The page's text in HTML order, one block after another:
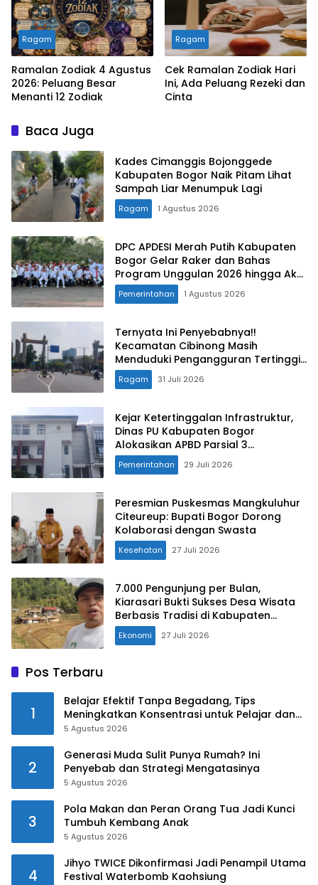
Ragam
Ramalan Zodiak 4 Agustus
2026: Peluang Besar
Menanti 12 Zodiak
Ragam
Cek Ramalan Zodiak Hari
Ini, Ada Peluang Rezeki dan
Cinta
Baca Juga
Kades Cimanggis Bojonggede
Kabupaten Bogor Naik Pitam Lihat
Sampah Liar Menumpuk Lagi
Ragam 1 Agustus 2026
DPC APDESI Merah Putih Kabupaten
Bogor Gelar Raker dan Bahas
Program Unggulan 2026 hingga Aksi
Kemanusiaan
Pemerintahan 1 Agustus 2026
Ternyata Ini Penyebabnya!!
Kecamatan Cibinong Masih
Menduduki Pengangguran Tertinggi
di Kabupaten Bogor
Ragam 31 Juli 2026
Kejar Ketertinggalan Infrastruktur,
Dinas PU Kabupaten Bogor
Alokasikan APBD Parsial 3
Pembangunan Jalan dan Jembatan
Pemerintahan 29 Juli 2026
Peresmian Puskesmas Mangkuluhur
Citeureup: Bupati Bogor Dorong
Kolaborasi dengan Swasta
Kesehatan 27 Juli 2026
7.000 Pengunjung per Bulan,
Kiarasari Bukti Sukses Desa Wisata
Berbasis Tradisi di Kabupaten
Bogor
Ekonomi 27 Juli 2026
Pos Terbaru
1
Belajar Efektif Tanpa Begadang, Tips
Meningkatkan Konsentrasi untuk Pelajar dan
Mahasiswa
5 Agustus 2026
2
Generasi Muda Sulit Punya Rumah? Ini
Penyebab dan Strategi Mengatasinya
5 Agustus 2026
3
Pola Makan dan Peran Orang Tua Jadi Kunci
Tumbuh Kembang Anak
5 Agustus 2026
4
Jihyo TWICE Dikonfirmasi Jadi Penampil Utama
Festival Waterbomb Kaohsiung